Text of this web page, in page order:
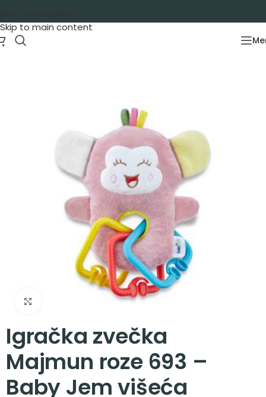
Skip to main content
Igračka zvečka
Majmun roze 693 –
Baby Jem višeća